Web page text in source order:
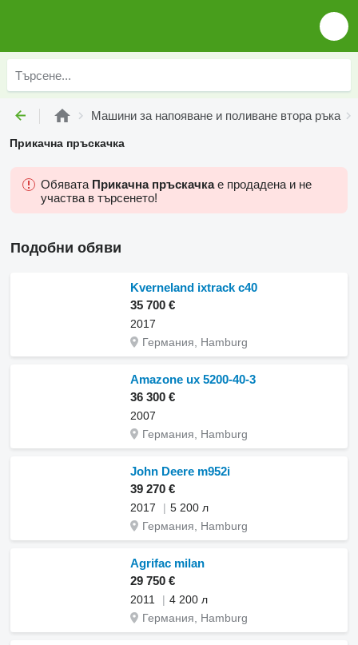
Машини за напояване и поливане втора ръка
Прикачна пръскачка
Обявата Прикачна пръскачкае продадена и не
участва в търсенето!
Подобни обяви
Kverneland ixtrack c40
35 700 €
2017
Германия, Hamburg
Amazone ux 5200-40-3
36 300 €
2007
Германия, Hamburg
John Deere m952i
39 270 €
2017
5 200 л
Германия, Hamburg
Agrifac milan
29 750 €
2011
4 200 л
Германия, Hamburg